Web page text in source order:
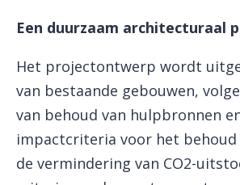
Een duurzaam architecturaal
Het projectontwerp wordt
van bestaande gebouwen,
van behoud van hulpbronnen
impactcriteria voor het behoud
de vermindering van CO2-